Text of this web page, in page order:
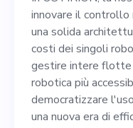
di
nelle
tecnologie
innovare il
una solida
costi dei singoli
gestire intere flotte
robotica più
democratizzare
una nuova era di